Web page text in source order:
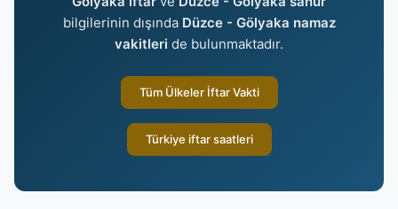
bilgilerinin dışında Düzce - Gölyaka namaz
vakitleri de bulunmaktadır.
Tüm Ülkeler İftar Vakti
Türkiye iftar saatleri